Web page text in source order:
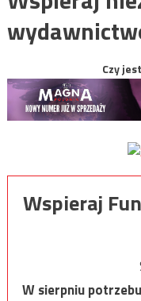
Czy
Wspieraj
W sierpniu